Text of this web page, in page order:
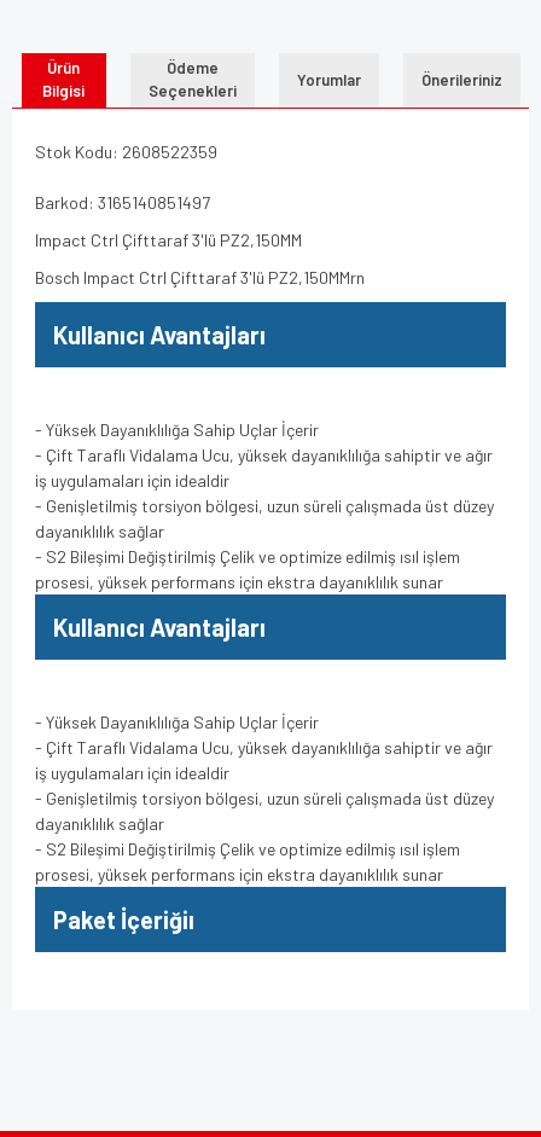
Ürün
Bilgisi
Ödeme
Seçenekleri
Yorumlar Önerileriniz
Stok Kodu: 2608522359
Barkod: 3165140851497
Impact Ctrl Çifttaraf 3'lü PZ2,150MM
Bosch Impact Ctrl Çifttaraf 3'lü PZ2,150MMrn
Kullanıcı Avantajları
- Yüksek Dayanıklılığa Sahip Uçlar İçerir
- Çift Taraflı Vidalama Ucu, yüksek dayanıklılığa sahiptir ve ağır
iş uygulamaları için idealdir
- Genişletilmiş torsiyon bölgesi, uzun süreli çalışmada üst düzey
dayanıklılık sağlar
- S2 Bileşimi Değiştirilmiş Çelik ve optimize edilmiş ısıl işlem
prosesi, yüksek performans için ekstra dayanıklılık sunar
Kullanıcı Avantajları
- Yüksek Dayanıklılığa Sahip Uçlar İçerir
- Çift Taraflı Vidalama Ucu, yüksek dayanıklılığa sahiptir ve ağır
iş uygulamaları için idealdir
- Genişletilmiş torsiyon bölgesi, uzun süreli çalışmada üst düzey
dayanıklılık sağlar
- S2 Bileşimi Değiştirilmiş Çelik ve optimize edilmiş ısıl işlem
prosesi, yüksek performans için ekstra dayanıklılık sunar
Paket İçeriğiı